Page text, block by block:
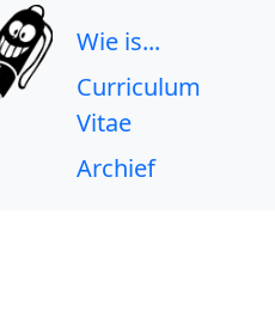
Wie is...
Curriculum
Vitae
Archief